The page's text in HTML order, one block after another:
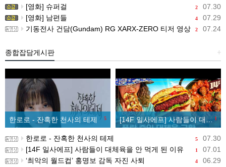
2 07.30
[영화] 슈퍼걸
4 07.29
[영화] 남편들
2 07.24
기동전사 건담(Gundam) RG XARX-ZERO 티저 영상
+
종합잡담게시판
5
한로로 - 잔혹한 천사의 테제 1
[14F 일사에프] 사람들이 대체육을 안 먹게 된 이유
5 07.30
한로로 - 잔혹한 천사의 테제
1 07.01
[14F 일사에프] 사람들이 대체육을 안 먹게 된 이유
4 06.29
‘최악의 월드컵’ 홍명보 감독 자진 사퇴